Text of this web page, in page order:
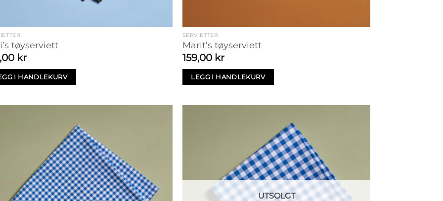
tøyserviett
kr
I HANDLEKURV
SERVIETTER
Marit’s tøyserviett
159,00 kr
LEGG I HANDLEKURV
UTSOLGT